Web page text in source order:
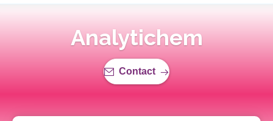
Analytichem
Contact